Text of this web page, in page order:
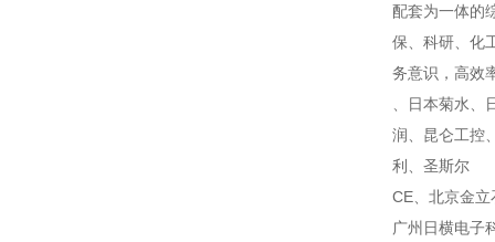
配套为一体的
保、科研、化
务意识，高效
、日本菊水
润、昆仑工控
利、圣斯尔
CE、北京金
广州日横电子